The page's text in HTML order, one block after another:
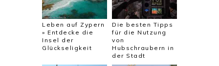
Leben auf Zypern
» Entdecke die
Insel der
Glückseligkeit
Die besten Tipps
für die Nutzung
von
Hubschraubern in
der Stadt